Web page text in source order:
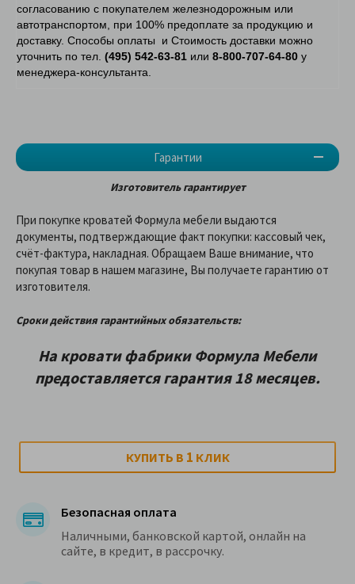
Гарантии
согласованию с покупателем железнодорожным или
автотранспортом, при 100% предоплате за продукцию и
доставку. Способы оплаты и Стоимость доставки можно
уточнить по тел. (495) 542-63-81 или 8-800-707-64-80 у
менеджера-консультанта.
Изготовитель гарантирует
При покупке кроватей Формула мебели выдаются
документы, подтверждающие факт покупки: кассовый чек,
счёт-фактура, накладная. Обращаем Ваше внимание, что
покупая товар в нашем магазине, Вы получаете гарантию от
изготовителя.
Сроки действия гарантийных обязательств:
На кровати фабрики Формула Мебели
предоставляетcя гарантия 18 месяцев.
КУПИТЬ В 1 КЛИК
Безопасная оплата
Наличными, банковской картой, онлайн на
сайте, в кредит, в рассрочку.